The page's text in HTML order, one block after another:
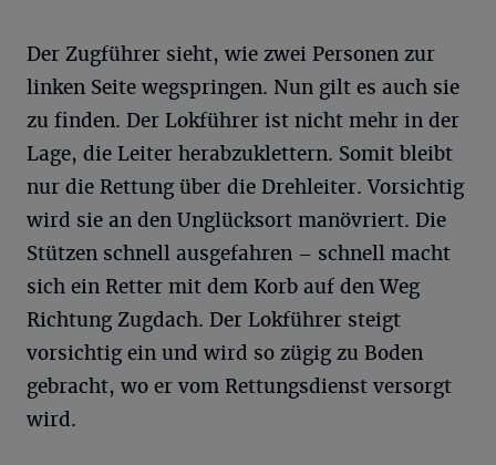
Der Zugführer sieht, wie zwei Personen zur
linken Seite wegspringen. Nun gilt es auch sie
zu finden. Der Lokführer ist nicht mehr in der
Lage, die Leiter herabzuklettern. Somit bleibt
nur die Rettung über die Drehleiter. Vorsichtig
wird sie an den Unglücksort manövriert. Die
Stützen schnell ausgefahren – schnell macht
sich ein Retter mit dem Korb auf den Weg
Richtung Zugdach. Der Lokführer steigt
vorsichtig ein und wird so zügig zu Boden
gebracht, wo er vom Rettungsdienst versorgt
wird.